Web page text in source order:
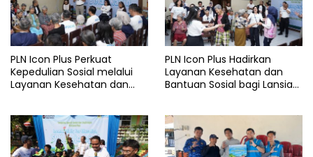
PLN Icon Plus Perkuat
Kepedulian Sosial melalui
Layanan Kesehatan dan
PLN Icon Plus Hadirkan
Layanan Kesehatan dan
Bantuan Sosial bagi Lansia